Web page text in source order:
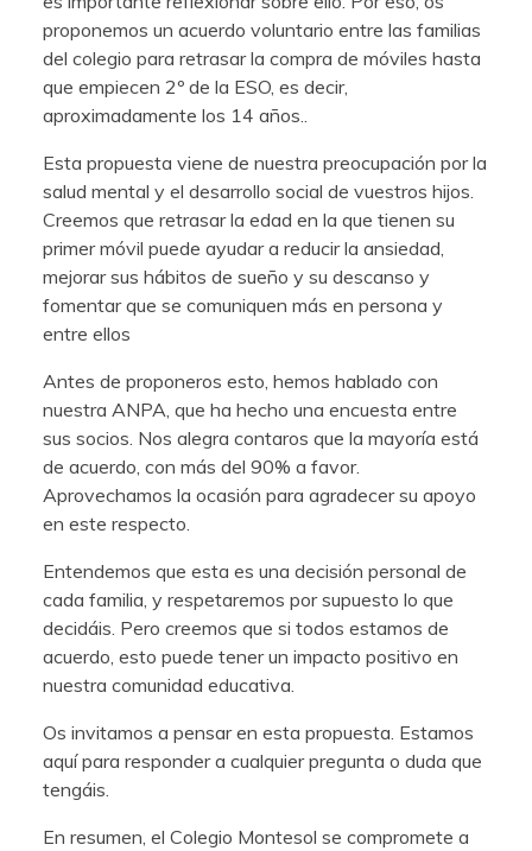
proponemos un acuerdo voluntario entre las familias
del colegio para retrasar la compra de móviles hasta
que empiecen 2º de la ESO, es decir,
aproximadamente los 14 años..
Esta propuesta viene de nuestra preocupación por la
salud mental y el desarrollo social de vuestros hijos.
Creemos que retrasar la edad en la que tienen su
primer móvil puede ayudar a reducir la ansiedad,
mejorar sus hábitos de sueño y su descanso y
fomentar que se comuniquen más en persona y
entre ellos
Antes de proponeros esto, hemos hablado con
nuestra ANPA, que ha hecho una encuesta entre
sus socios. Nos alegra contaros que la mayoría está
de acuerdo, con más del 90% a favor.
Aprovechamos la ocasión para agradecer su apoyo
en este respecto.
Entendemos que esta es una decisión personal de
cada familia, y respetaremos por supuesto lo que
decidáis. Pero creemos que si todos estamos de
acuerdo, esto puede tener un impacto positivo en
nuestra comunidad educativa.
Os invitamos a pensar en esta propuesta. Estamos
aquí para responder a cualquier pregunta o duda que
tengáis.
En resumen, el Colegio Montesol se compromete a